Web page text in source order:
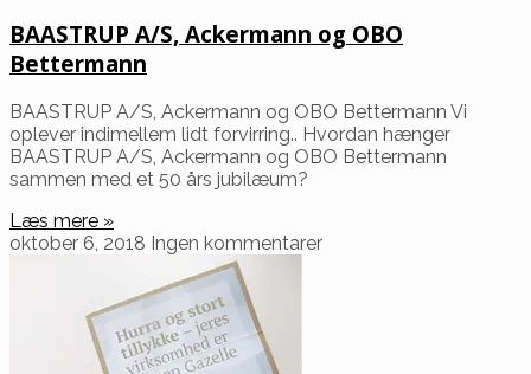
BAASTRUP A/S, Ackermann og OBO
Bettermann
BAASTRUP A/S, Ackermann og OBO Bettermann Vi
oplever indimellem lidt forvirring.. Hvordan hænger
BAASTRUP A/S, Ackermann og OBO Bettermann
sammen med et 50 års jubilæum?
Læs mere »
oktober 6, 2018 Ingen kommentarer